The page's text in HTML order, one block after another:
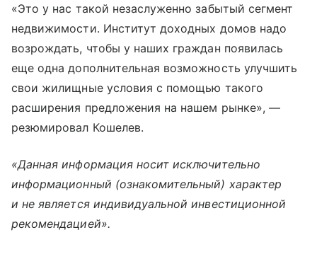
«Это у нас такой незаслуженно забытый сегмент
недвижимости. Институт доходных домов надо
возрождать, чтобы у наших граждан появилась
еще одна дополнительная возможность улучшить
свои жилищные условия с помощью такого
расширения предложения на нашем рынке», —
резюмировал Кошелев.
«Данная информация носит исключительно
информационный (ознакомительный) характер
и не является индивидуальной инвестиционной
рекомендацией».